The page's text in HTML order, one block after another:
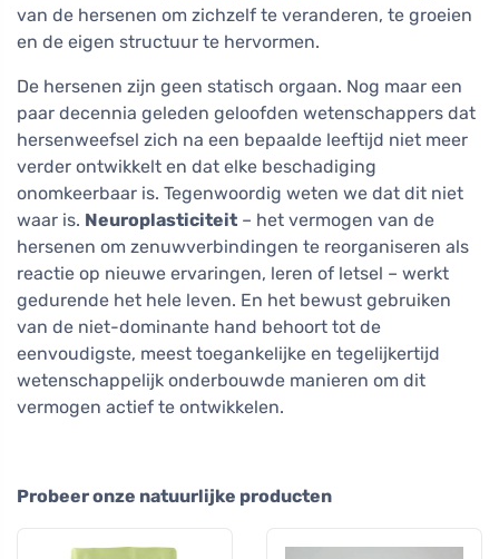
van de hersenen om zichzelf te veranderen, te groeien
en de eigen structuur te hervormen.
De hersenen zijn geen statisch orgaan. Nog maar een
paar decennia geleden geloofden wetenschappers dat
hersenweefsel zich na een bepaalde leeftijd niet meer
verder ontwikkelt en dat elke beschadiging
onomkeerbaar is. Tegenwoordig weten we dat dit niet
waar is. Neuroplasticiteit – het vermogen van de
hersenen om zenuwverbindingen te reorganiseren als
reactie op nieuwe ervaringen, leren of letsel – werkt
gedurende het hele leven. En het bewust gebruiken
van de niet-dominante hand behoort tot de
eenvoudigste, meest toegankelijke en tegelijkertijd
wetenschappelijk onderbouwde manieren om dit
vermogen actief te ontwikkelen.
Probeer onze natuurlijke producten